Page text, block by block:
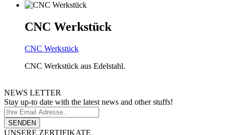
CNC Werkstück
CNC Werkstück
CNC Werkstück aus Edelstahl.
NEWS LETTER
Stay up-to date with the latest news and other stuffs!
SENDEN
UNSERE ZERTIFIKATE